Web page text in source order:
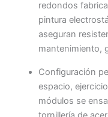
redondos
pintura
aseguran
mantenimiento,
Configuración
espacio,
módulos se